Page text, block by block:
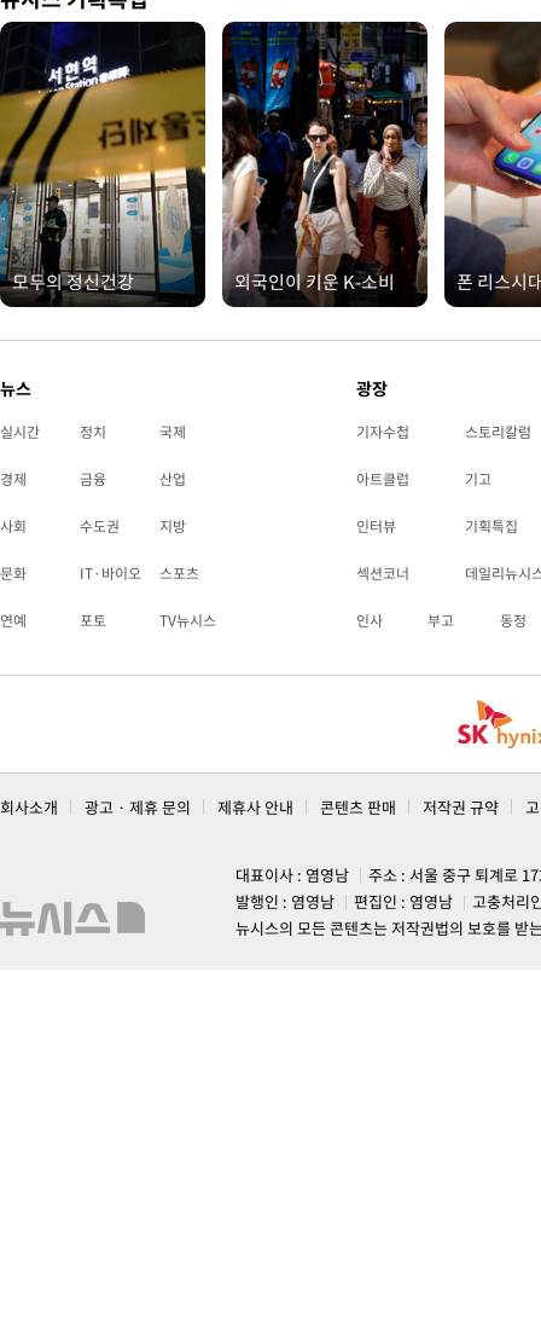
모두의 정신건강 외국인이 키운 K-소비 폰 리스시
뉴스
실시간 정치 국제
경제 금융 산업
사회 수도권 지방
문화 IT·바이오 스포츠
연예 포토 TV뉴시스
광장
기자수첩 스토리칼럼
아트클럽 기고
인터뷰 기획특집
섹션코너 데일리뉴시
인사 부고 동정
회사소개 광고 · 제휴 문의 제휴사 안내 콘텐츠 판매 저작권 규약
대표이사 : 염영남
주소 : 서울 중구 퇴계로
발행인 : 염영남
편집인 : 염영남
고충처리
뉴시스의 모든 콘텐츠는 저작권법의 보호를